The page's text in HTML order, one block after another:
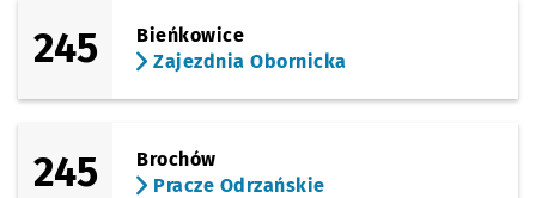
245
Bieńkowice
Zajezdnia Obornicka
245
Brochów
Pracze Odrzańskie